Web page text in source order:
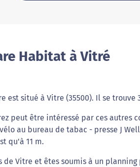
Habitat à Vitré
situé à Vitre (35500). Il se trouve
peut être intéressé par ces autres
au bureau de tabac - presse J
qu'à 11 m.
Vitre et êtes soumis à un